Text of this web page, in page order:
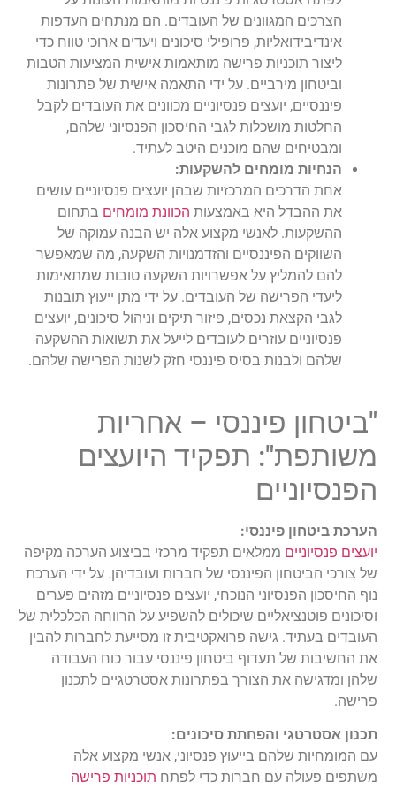
הצרכים המגוונים של העובדים. הם מנתחים העדפות
אינדיבידואליות, פרופילי סיכונים ויעדים ארוכי טווח כדי
ליצור תוכניות פרישה מותאמות אישית המציעות הטבות
וביטחון מירביים. על ידי התאמה אישית של פתרונות
פיננסיים, יועצים פנסיוניים מכוונים את העובדים לקבל
החלטות מושכלות לגבי החיסכון הפנסיוני שלהם,
ומבטיחים שהם מוכנים היטב לעתיד.
הנחיות מומחים להשקעות:
אחת הדרכים המרכזיות שבהן יועצים פנסיוניים עושים
את ההבדל היא באמצעות הכוונת מומחים בתחום
ההשקעות. לאנשי מקצוע אלה יש הבנה עמוקה של
השווקים הפיננסיים והזדמנויות השקעה, מה שמאפשר
להם להמליץ על אפשרויות השקעה טובות שמתאימות
ליעדי הפרישה של העובדים. על ידי מתן ייעוץ תובנות
לגבי הקצאת נכסים, פיזור תיקים וניהול סיכונים, יועצים
פנסיוניים עוזרים לעובדים לייעל את תשואות ההשקעה
שלהם ולבנות בסיס פיננסי חזק לשנות הפרישה שלהם.
"ביטחון פיננסי – אחריות
משותפת": תפקיד היועצים
הפנסיוניים
הערכת ביטחון פיננסי:
יועצים פנסיוניים ממלאים תפקיד מרכזי בביצוע הערכה מקיפה
של צורכי הביטחון הפיננסי של חברות ועובדיהן. על ידי הערכת
נוף החיסכון הפנסיוני הנוכחי, יועצים פנסיוניים מזהים פערים
וסיכונים פוטנציאליים שיכולים להשפיע על הרווחה הכלכלית של
העובדים בעתיד. גישה פרואקטיבית זו מסייעת לחברות להבין
את החשיבות של תעדוף ביטחון פיננסי עבור כוח העבודה
שלהן ומדגישה את הצורך בפתרונות אסטרטגיים לתכנון
פרישה.
תכנון אסטרטגי והפחתת סיכונים:
עם המומחיות שלהם בייעוץ פנסיוני, אנשי מקצוע אלה
משתפים פעולה עם חברות כדי לפתח תוכניות פרישה